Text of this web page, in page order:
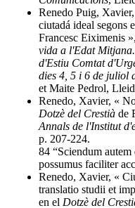
Renedo Puig,
ciutadá ideal segons
Francesc Eiximenis »,
vida a l'Edat
d'Estiu Comtat
dies 4, 5 i 6 de juliol
et Maite Pedrol,
Renedo, Xavier, «
Dotzè del Crestià de
Annals de l'Institut
p. 207-224.
84 “Sciendum
possumus faciliter
Renedo, Xavier, «
translatio studii et
en el Dotzè del